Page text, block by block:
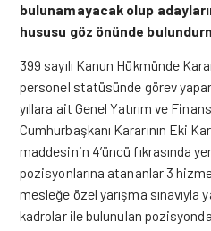
bulunamayacak olup
hususu göz önünde
399 sayılı Kanun Hükmünde
personel statüsünde görev
yıllara ait Genel Yatırım ve
Cumhurbaşkanı Kararının Eki
maddesinin 4’üncü fıkrasında
pozisyonlarına atananlar 3
mesleğe özel yarışma sınavıyla
kadrolar ile bulunulan